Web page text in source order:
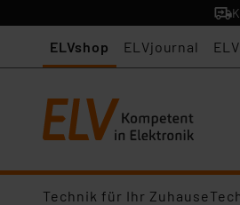
ELVshop ELVjournal
Technik für Ihr Zuhause